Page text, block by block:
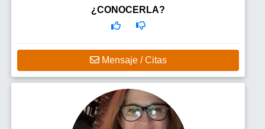
¿CONOCERLA?
Mensaje / Citas